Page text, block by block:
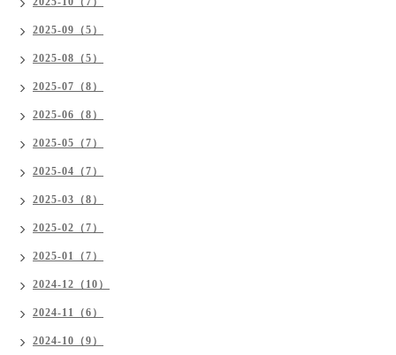
2025-09（5）
2025-08（5）
2025-07（8）
2025-06（8）
2025-05（7）
2025-04（7）
2025-03（8）
2025-02（7）
2025-01（7）
2024-12（10）
2024-11（6）
2024-10（9）